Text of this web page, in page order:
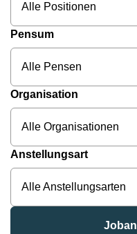
Alle Positionen
Pensum
Alle Pensen
Organisation
Alle Organisationen
Anstellungsart
Alle Anstellungsarten